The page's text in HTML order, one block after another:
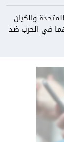
والكيان
في الحرب ضد